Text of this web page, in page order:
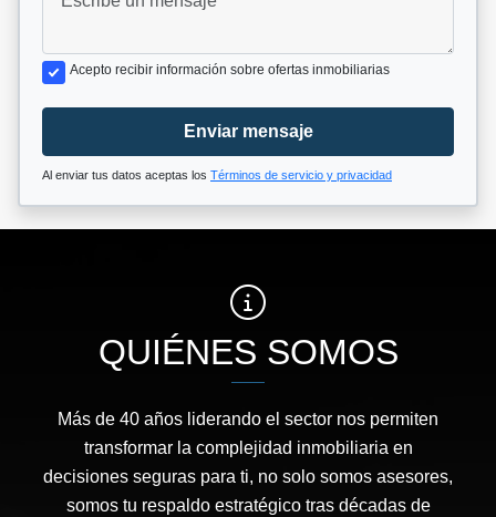
Acepto recibir información sobre ofertas inmobiliarias
Enviar mensaje
Al enviar tus datos aceptas los Términos de servicio y privacidad
QUIÉNES SOMOS
Más de 40 años liderando el sector nos permiten
transformar la complejidad inmobiliaria en
decisiones seguras para ti, no solo somos asesores,
somos tu respaldo estratégico tras décadas de